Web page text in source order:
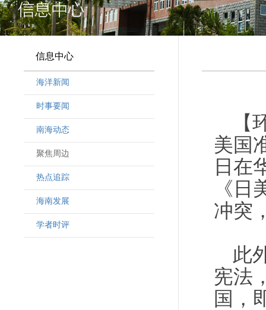
信息中心
海洋新闻
时事要闻
南海动态
聚焦周边
热点追踪
海南发展
学者时评
美国
日在
《
冲突
此
宪法
国，